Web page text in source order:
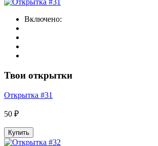
Включено:
Твои открытки
Открытка #31
50 ₽
Купить